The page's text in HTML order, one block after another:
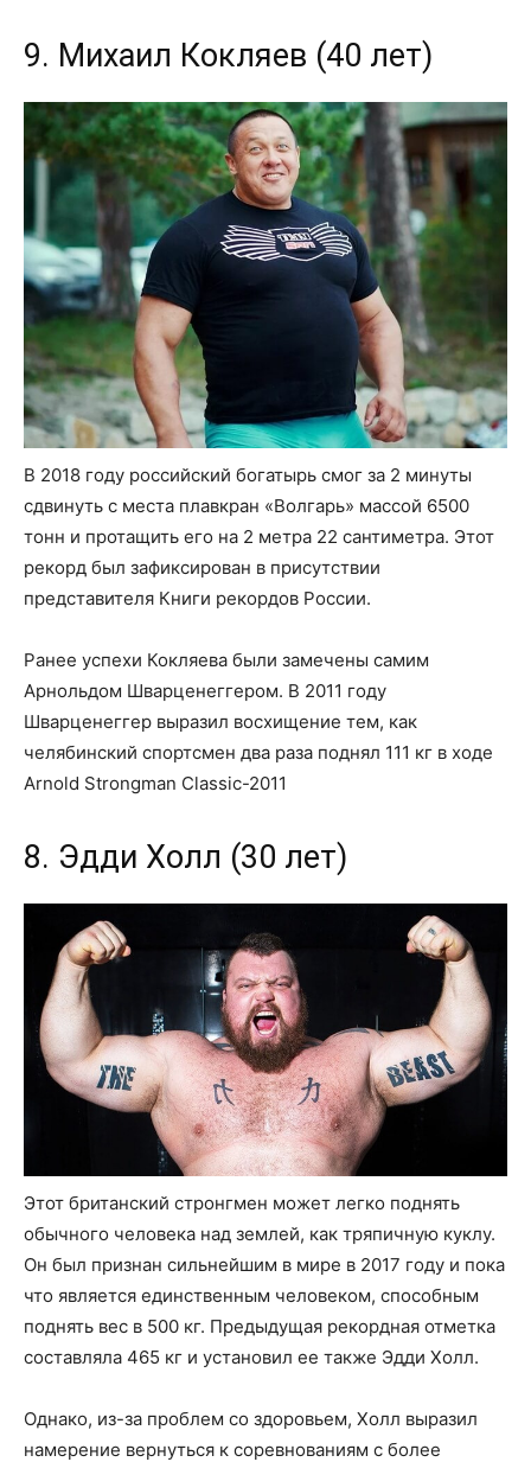
9. Михаил Кокляев (40 лет)
В 2018 году российский богатырь смог за 2 минуты
сдвинуть с места плавкран «Волгарь» массой 6500
тонн и протащить его на 2 метра 22 сантиметра. Этот
рекорд был зафиксирован в присутствии
представителя Книги рекордов России.
Ранее успехи Кокляева были замечены самим
Арнольдом Шварценеггером. В 2011 году
Шварценеггер выразил восхищение тем, как
челябинский спортсмен два раза поднял 111 кг в ходе
Arnold Strongman Classic-2011
8. Эдди Холл (30 лет)
Этот британский стронгмен может легко поднять
обычного человека над землей, как тряпичную куклу.
Он был признан сильнейшим в мире в 2017 году и пока
что является единственным человеком, способным
поднять вес в 500 кг. Предыдущая рекордная отметка
составляла 465 кг и установил ее также Эдди Холл.
Однако, из-за проблем со здоровьем, Холл выразил
намерение вернуться к соревнованиям с более